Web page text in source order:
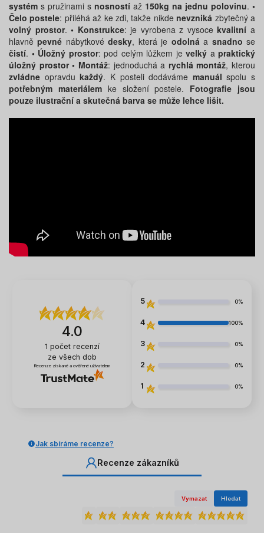
systém s pružinami s nosností až 150kg na jednu polovinu. •
Čelo postele: přiléhá až ke zdi, takže nikde nevzniká zbytečný a
volný prostor. • Konstrukce: je vyrobena z vysocekvalitnía
hlavněpevné nábytkovédesky, která je odolnáa snadnose
čistí. • Úložný prostor: pod celým lůžkem je velký a praktický
úložný prostor• Montáž: jednoduchá a rychlá montáž, kterou
zvládne opravdukaždý. K posteli dodáváme manuálspolu s
potřebným materiálem ke složení postele. Fotografie jsou
pouze ilustrační a skutečná barva se může lehce lišit.
4.0
1 počet recenzí
ze všech dob
Recenze získané a ověřené uživatelem
5 0%
4 100%
3 0%
2 0%
1 0%
Jak sbíráme recenze?
Recenze zákazníků
Vymazat Hledat